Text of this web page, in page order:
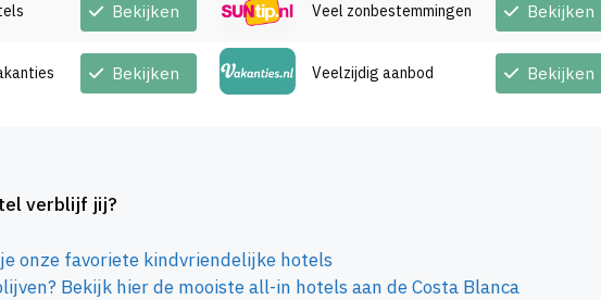
Bekijken
Bekijken
Veel zonbestemmingen Bekijken
Veelzijdig aanbod Bekijken
verblijf jij?
onze favoriete kindvriendelijke hotels
Bekijk hier de mooiste all-in hotels aan de Costa Blanca